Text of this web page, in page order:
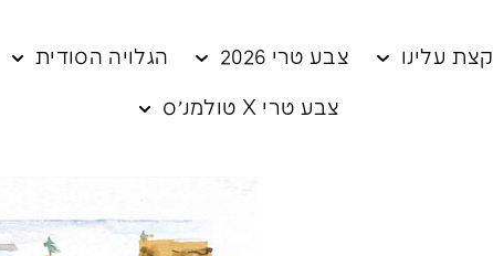
קצת עלינו צבע טרי 2026 הגלויה הסודית
צבע טרי X טולמנ׳ס